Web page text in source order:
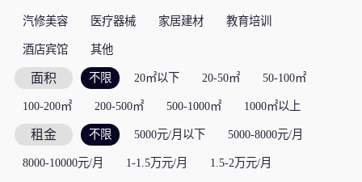
汽修美容 医疗器械 家居建材 教育培训
酒店宾馆 其他
面积 不限 20㎡以下 20-50㎡ 50-100㎡
100-200㎡ 200-500㎡ 500-1000㎡ 1000㎡以上
租金 不限 5000元/月以下 5000-8000元/月
8000-10000元/月 1-1.5万元/月 1.5-2万元/月